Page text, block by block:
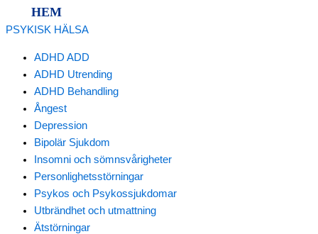
HEM
PSYKISK HÄLSA
ADHD ADD
ADHD Utrending
ADHD Behandling
Ångest
Depression
Bipolär Sjukdom
Insomni och sömnsvårigheter
Personlighetsstörningar
Psykos och Psykossjukdomar
Utbrändhet och utmattning
Ätstörningar